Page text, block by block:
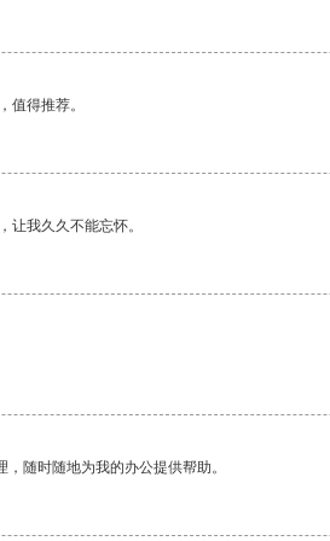
值得推荐。
让我久久不能忘怀。
随时随地为我的办公提供帮助。